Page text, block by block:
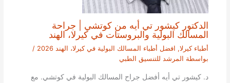
الدكتور كيشور تي أيه من كوتشي | جراحة
المسالك البولية والبروستات في كيرلا، الهند
أطباء كيرلا, افضل أطباء المسالك البولية في كيرلا، الهند 2026
/
بواسطة المرشد للتنسيق الطبي
د. كيشور تي أيه أفضل جراح المسالك البولية في كوتشي. مع